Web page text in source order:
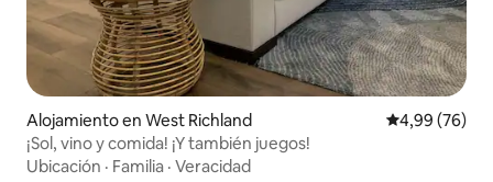
Alojamiento en West Richland Calificación
4,99 (76)
¡Sol, vino y comida! ¡Y también juegos!
Ubicación · Familia · Veracidad